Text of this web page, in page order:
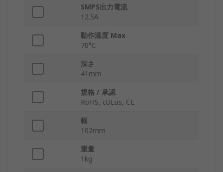
SMPS出力電流
12.5A
動作温度 Max
70°C
深さ
41mm
規格 / 承認
RoHS, cULus, CE
幅
102mm
重量
1kg